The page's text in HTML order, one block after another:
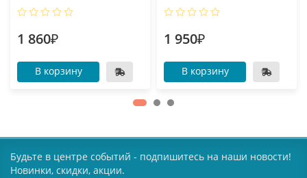
1 860₽
В корзину
1 950₽
В корзину
Будьте в центре событий - подпишитесь на наши новости!
Новинки, скидки, акции.